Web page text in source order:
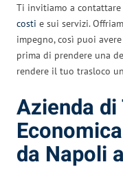
Ti invitiamo a
costi e sui servizi.
impegno, così puoi
prima di prendere una
rendere il tuo trasloco
Azienda
da Napoli